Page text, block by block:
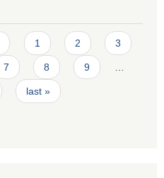
1 2 3
7 8 9 …
last »